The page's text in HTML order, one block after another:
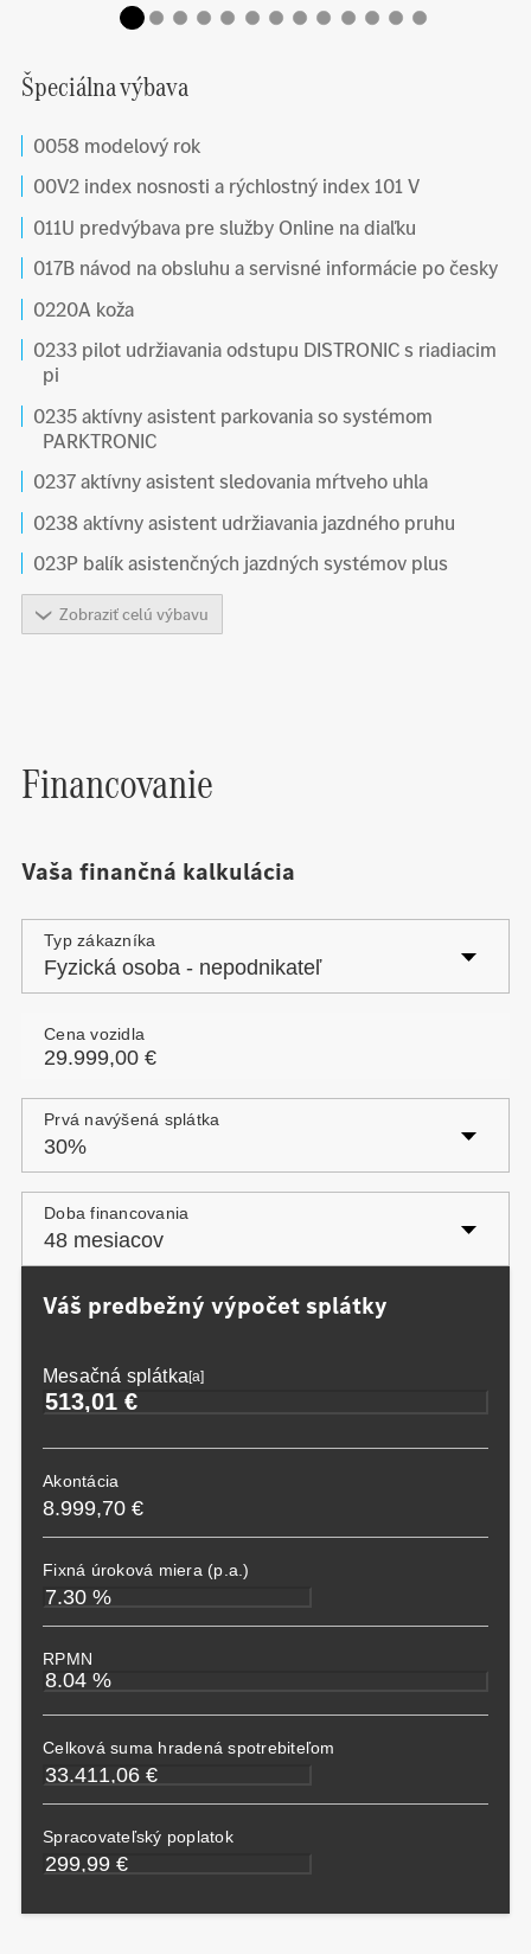
Špeciálna výbava
0058 modelový rok
00V2 index nosnosti a rýchlostný index 101 V
011U predvýbava pre služby Online na diaľku
017B návod na obsluhu a servisné informácie po česky
0220A koža
0233 pilot udržiavania odstupu DISTRONIC s riadiacim
pi
0235 aktívny asistent parkovania so systémom
PARKTRONIC
0237 aktívny asistent sledovania mŕtveho uhla
0238 aktívny asistent udržiavania jazdného pruhu
023P balík asistenčných jazdných systémov plus
Zobraziť celú výbavu
Financovanie
Vaša finančná kalkulácia
Typ zákazníka
Cena vozidla
Prvá navýšená splátka
Posledná navýšená splátka
Doba financovania
Váš predbežný výpočet splátky
Mesačná splátka[a]
Akontácia
8.999,70 €
Fixná úroková miera (p.a.)
RPMN
Celková suma hradená spotrebiteľom
Spracovateľský poplatok